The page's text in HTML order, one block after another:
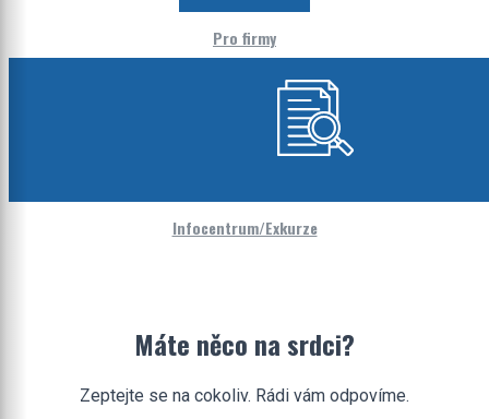
Pro firmy
Infocentrum/Exkurze
Máte něco na srdci?
Zeptejte se na cokoliv. Rádi vám odpovíme.